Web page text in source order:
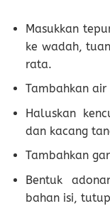
Masukkan
ke wadah,
rata.
Tambahkan
Haluskan
dan kacang
Tambahkan
Bentuk
bahan isi,